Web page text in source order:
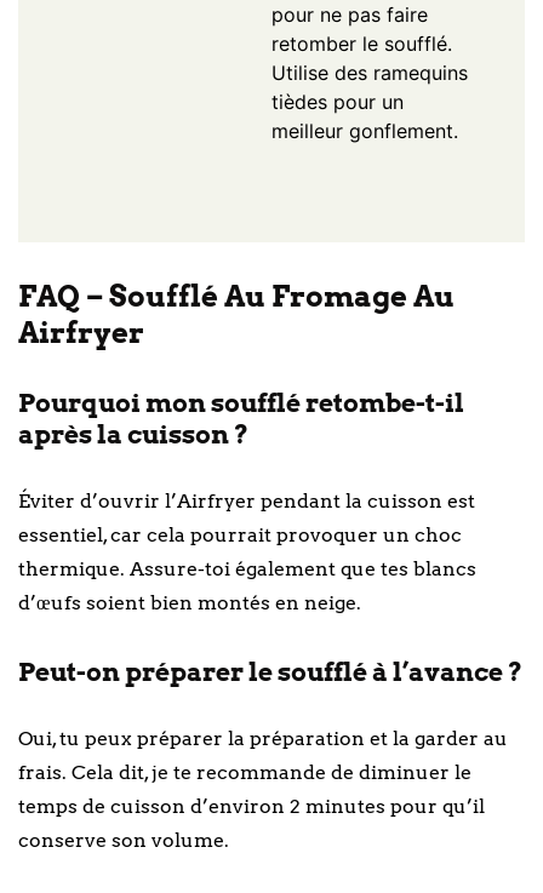
pour ne pas faire
retomber le soufflé.
Utilise des ramequins
tièdes pour un
meilleur gonflement.
FAQ – Soufflé Au Fromage Au
Airfryer
Pourquoi mon soufflé retombe-t-il
après la cuisson ?
Éviter d’ouvrir l’Airfryer pendant la cuisson est
essentiel, car cela pourrait provoquer un choc
thermique. Assure-toi également que tes blancs
d’œufs soient bien montés en neige.
Peut-on préparer le soufflé à l’avance ?
Oui, tu peux préparer la préparation et la garder au
frais. Cela dit, je te recommande de diminuer le
temps de cuisson d’environ 2 minutes pour qu’il
conserve son volume.